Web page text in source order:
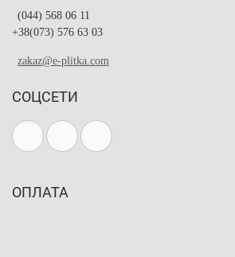
(044) 568 06 11
+38(073) 576 63 03
zakaz@e-plitka.com
СОЦСЕТИ
ОПЛАТА